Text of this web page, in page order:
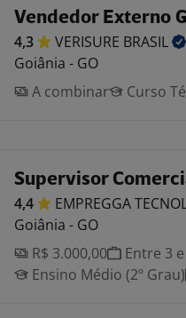
Vendedor Externo
4,3 VERISURE BRASIL
Goiânia - GO
A combinar
Curso
Supervisor
4,4 EMPREGGA
Goiânia - GO
R$ 3.000,00
Entre 3
Ensino Médio (2º Grau)